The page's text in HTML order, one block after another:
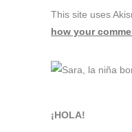
This site uses
how your
¡HOLA!